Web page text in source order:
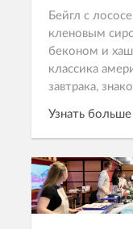
Бейгл с
кленовым
беконом и
классика
завтрака,
Приглашаем на
попроб...
Узнать